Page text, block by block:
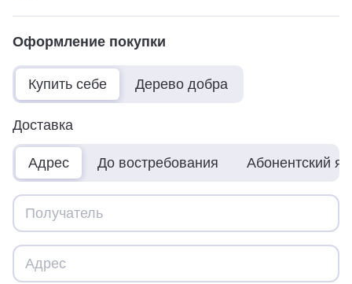
Оформление покупки
Купить себе Дерево добра
Доставка
Адрес До востребования Абонентский